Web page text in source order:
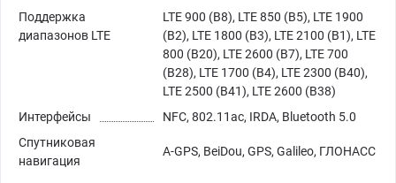
Поддержка
диапазонов LTE
LTE 900 (B8), LTE 850 (B5), LTE 1900
(B2), LTE 1800 (B3), LTE 2100 (B1), LTE
800 (B20), LTE 2600 (B7), LTE 700
(B28), LTE 1700 (B4), LTE 2300 (B40),
LTE 2500 (B41), LTE 2600 (B38)
Интерфейсы
NFC, 802.11ac, IRDA, Bluetooth 5.0
Спутниковая
навигация
A-GPS, BeiDou, GPS, Galileo, ГЛОНАСС